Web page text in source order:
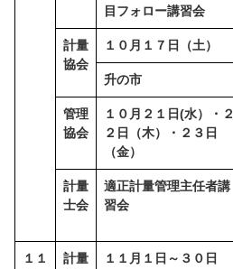
目フォロー講習会
計量
協会
１０月１７日（土）
升の市
管理
協会
１０月２１日(水）・２
２日（木）・２３日
（金）
計量
士会
適正計量管理主任者講
習会
１１
計量
１１月１日～３０日